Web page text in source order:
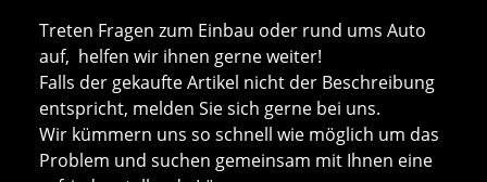
Treten Fragen zum Einbau oder rund ums Auto
auf, helfen wir ihnen gerne weiter!
Falls der gekaufte Artikel nicht der Beschreibung
entspricht, melden Sie sich gerne bei uns.
Wir kümmern uns so schnell wie möglich um das
Problem und suchen gemeinsam mit Ihnen eine